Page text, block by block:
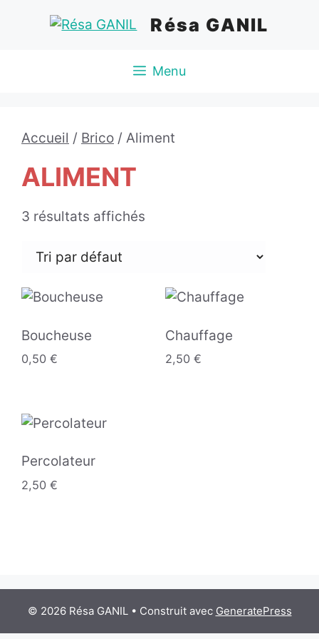
Résa GANIL
Menu
Accueil / Brico / Aliment
ALIMENT
3 résultats affichés
Boucheuse
0,50 €
Chauffage
2,50 €
Percolateur
2,50 €
© 2026 Résa GANIL• Construit avec GeneratePress